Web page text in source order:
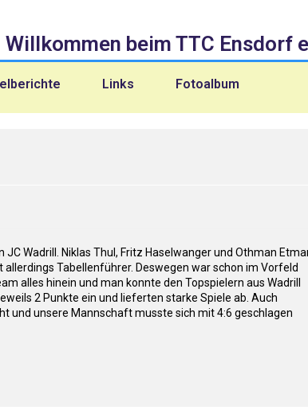
beim TTC Ensdorf
Links Fotoalbum
Wadrill. Niklas Thul, Fritz Haselwanger und Othman
Tabellenführer. Deswegen war schon im Vorfeld
alles hinein und man konnte den Topspielern aus Wadrill
2 Punkte ein und lieferten starke Spiele ab. Auch
und unsere Mannschaft musste sich mit 4:6 geschlagen